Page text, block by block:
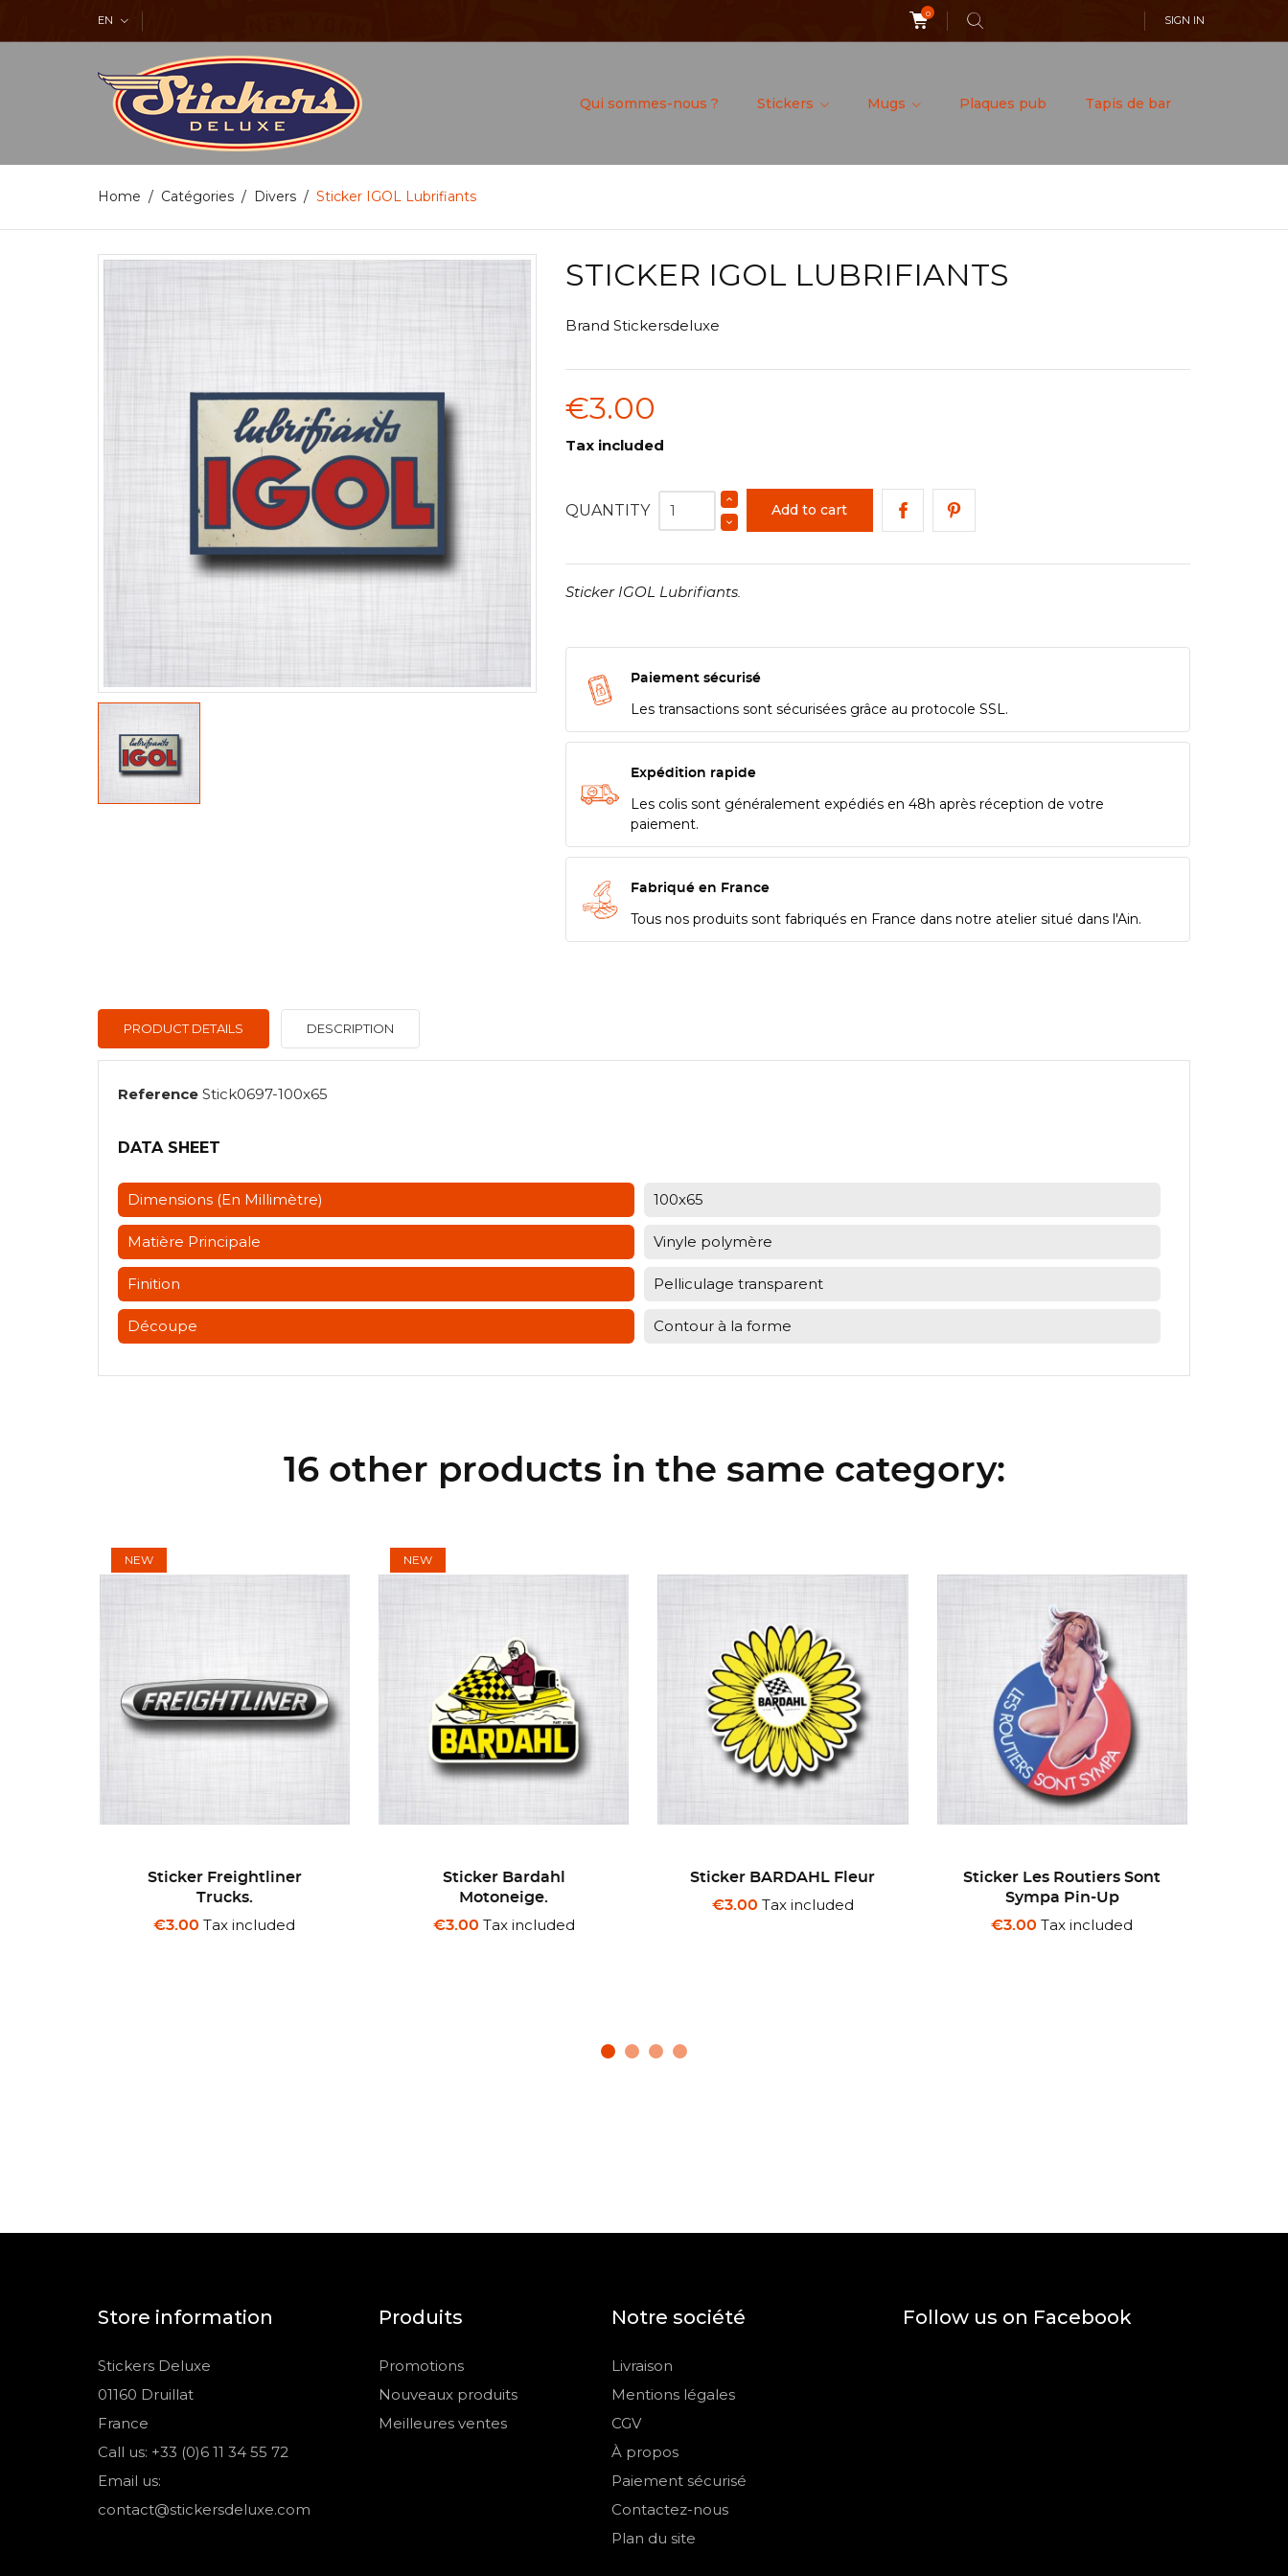
EN 0 SIGN IN
Qui sommes-nous ? Stickers Mugs Plaques pub Tapis de bar
Home Catégories Divers Sticker IGOL Lubrifiants
STICKER IGOL LUBRIFIANTS
Brand Stickersdeluxe
€3.00
Tax included
QUANTITY Add to cart
Sticker IGOL Lubrifiants.
Paiement sécurisé
Les transactions sont sécurisées grâce au protocole SSL.
Expédition rapide
Les colis sont généralement expédiés en 48h après réception de votre
paiement.
Fabriqué en France
Tous nos produits sont fabriqués en France dans notre atelier situé dans l'Ain.
PRODUCT DETAILS DESCRIPTION
Reference Stick0697-100x65
DATA SHEET
Dimensions (en Millimètre) 100x65
Matière Principale Vinyle polymère
Finition Pelliculage transparent
Découpe Contour à la forme
16 other products in the same category:
NEW
Sticker Bardahl
Motoneige.
€3.00 Tax included
Sticker BARDAHL Fleur
€3.00Tax included
Sticker Les Routiers Sont
Sympa Pin-Up
Sticker GULF 1950
€3.00Tax included
Store information
Stickers Deluxe
01160 Druillat
France
Call us: +33 (0)6 11 34 55 72
Email us:
contact@stickersdeluxe.com
Produits
Promotions
Nouveaux produits
Meilleures ventes
Notre société
Livraison
Mentions légales
CGV
À propos
Paiement sécurisé
Contactez-nous
Plan du site
Follow us on Facebook